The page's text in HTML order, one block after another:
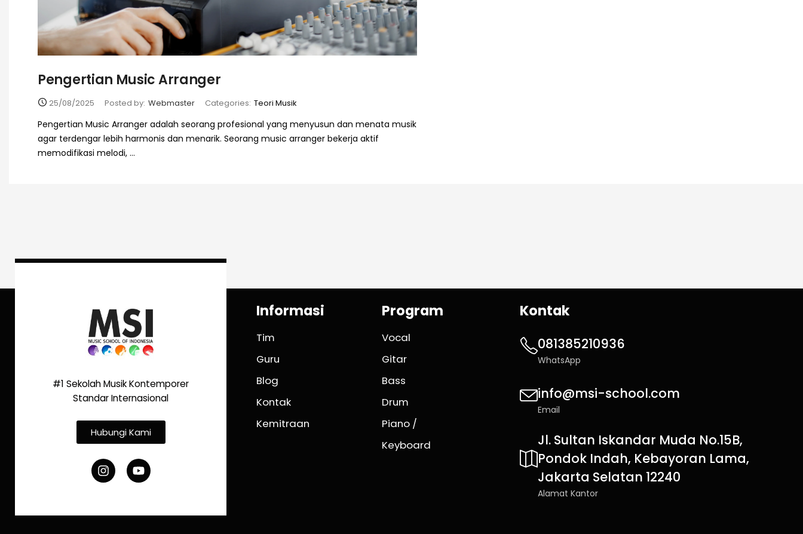
Pengertian Music Arranger
25/08/2025 Posted by: Webmaster Categories: Teori Musik
Pengertian Music Arranger adalah seorang profesional yang menyusun dan menata musik
agar terdengar lebih harmonis dan menarik. Seorang music arranger bekerja aktif
memodifikasi melodi, ...
#1 Sekolah Musik Kontemporer
Standar Internasional
Hubungi Kami
Informasi
Tim
Guru
Blog
Kontak
Kemitraan
Program
Vocal
Gitar
Bass
Drum
Piano /
Keyboard
Kontak
081385210936
WhatsApp
info@msi-school.com
Email
Jl. Sultan Iskandar Muda No.15B,
Pondok Indah, Kebayoran Lama,
Jakarta Selatan 12240
Alamat Kantor